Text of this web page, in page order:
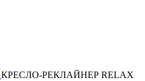
КРЕСЛО-РЕКЛАЙНЕР RELAX